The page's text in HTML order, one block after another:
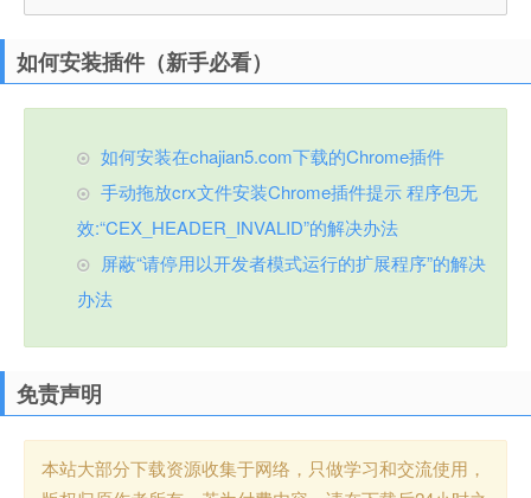
如何安装插件（新手必看）
如何安装在chajian5.com下载的Chrome插件
手动拖放crx文件安装Chrome插件提示 程序包无
效:“CEX_HEADER_INVALID”的解决办法
屏蔽“请停用以开发者模式运行的扩展程序”的解决
办法
免责声明
本站大部分下载资源收集于网络，只做学习和交流使用，